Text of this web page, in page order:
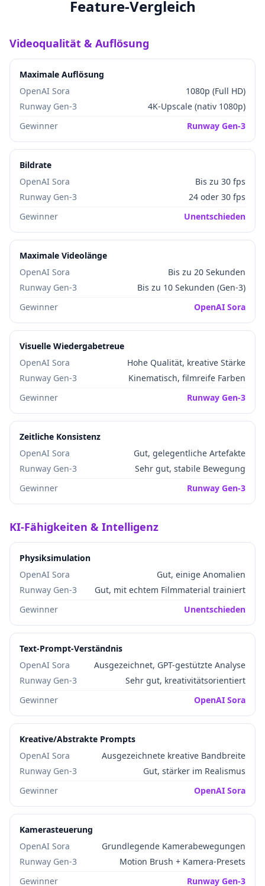
Feature-Vergleich
Videoqualität & Auflösung
Maximale Auflösung
OpenAI Sora
1080p (Full HD)
Runway Gen-3
4K-Upscale (nativ 1080p)
Gewinner
Runway Gen-3
Bildrate
OpenAI Sora
Bis zu 30 fps
Runway Gen-3
24 oder 30 fps
Gewinner
Unentschieden
Maximale Videolänge
OpenAI Sora
Bis zu 20 Sekunden
Runway Gen-3
Bis zu 10 Sekunden (Gen-3)
Gewinner
OpenAI Sora
Visuelle Wiedergabetreue
OpenAI Sora
Hohe Qualität, kreative Stärke
Runway Gen-3
Kinematisch, filmreife Farben
Gewinner
Runway Gen-3
Zeitliche Konsistenz
OpenAI Sora
Gut, gelegentliche Artefakte
Runway Gen-3
Sehr gut, stabile Bewegung
Gewinner
Runway Gen-3
KI-Fähigkeiten & Intelligenz
Physiksimulation
OpenAI Sora
Gut, einige Anomalien
Runway Gen-3
Gut, mit echtem Filmmaterial trainiert
Gewinner
Unentschieden
Text-Prompt-Verständnis
OpenAI Sora
Ausgezeichnet, GPT-gestützte Analyse
Runway Gen-3
Sehr gut, kreativitätsorientiert
Gewinner
OpenAI Sora
Kreative/Abstrakte Prompts
OpenAI Sora
Ausgezeichnete kreative Bandbreite
Runway Gen-3
Gut, stärker im Realismus
Gewinner
OpenAI Sora
Kamerasteuerung
OpenAI Sora
Grundlegende Kamerabewegungen
Runway Gen-3
Motion Brush + Kamera-Presets
Gewinner
Runway Gen-3